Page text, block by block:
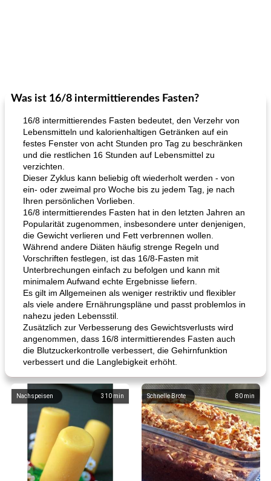
Was ist 16/8 intermittierendes Fasten?
16/8 intermittierendes Fasten bedeutet, den Verzehr von
Lebensmitteln und kalorienhaltigen Getränken auf ein
festes Fenster von acht Stunden pro Tag zu beschränken
und die restlichen 16 Stunden auf Lebensmittel zu
verzichten.
Dieser Zyklus kann beliebig oft wiederholt werden - von
ein- oder zweimal pro Woche bis zu jedem Tag, je nach
Ihren persönlichen Vorlieben.
16/8 intermittierendes Fasten hat in den letzten Jahren an
Popularität zugenommen, insbesondere unter denjenigen,
die Gewicht verlieren und Fett verbrennen wollen.
Während andere Diäten häufig strenge Regeln und
Vorschriften festlegen, ist das 16/8-Fasten mit
Unterbrechungen einfach zu befolgen und kann mit
minimalem Aufwand echte Ergebnisse liefern.
Es gilt im Allgemeinen als weniger restriktiv und flexibler
als viele andere Ernährungspläne und passt problemlos in
nahezu jeden Lebensstil.
Zusätzlich zur Verbesserung des Gewichtsverlusts wird
angenommen, dass 16/8 intermittierendes Fasten auch
die Blutzuckerkontrolle verbessert, die Gehirnfunktion
verbessert und die Langlebigkeit erhöht.
310 min
Nachspeisen 80 min
Schnelle Brote